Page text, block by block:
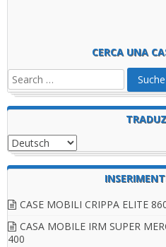
CERCA UNA
CASE MOBILI CRIPPA ELITE
CASA MOBILE IRM SUPER
400